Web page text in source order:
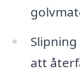
att